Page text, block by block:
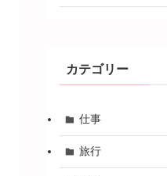
カテゴリー
仕事
旅行